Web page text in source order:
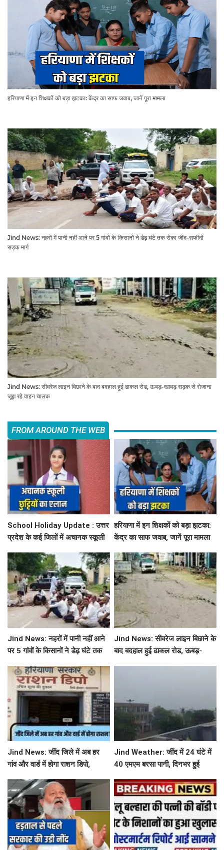
हरियाणा में इन शिक्षकों को बड़ा झटका: केंद्र का साफ जवाब, जानें पूरा मामला
Jind News: नहरों में पानी नहीं आने पर 5 गांवों के किसानों ने डेढ़ घंटे तक रोका जींद-सफीदों
सड़क मार्ग
Jind News: सीवरेज लाइन बिछाने के बाद बदहाल हुई ढाकल रोड, ऊबड़-खाबड़ सड़क से रोजाना
जूझ रहे वाहन चालक
FROM AROUND THE WEB
School Holiday Update : उत्तर
प्रदेश के कई जिलों में अचानक स्कूली
सटीक जानकारी
हरियाणा में इन शिक्षकों को बड़ा झटका:
केंद्र का साफ जवाब, जानें पूरा मामला
Jind News: नहरों में पानी नहीं आने
पर 5 गांवों के किसानों ने डेढ़ घंटे तक
Jind News: सीवरेज लाइन बिछाने के
बाद बदहाल हुई ढाकल रोड, ऊबड़-
Jind News: जींद जिले में अब हर
गांव और वार्ड में होगा राशन डिपो,
प्राथमिकता
Jind Weather: जींद में 24 घंटे में
40 एमएम बरसा पानी, दिनभर हुई